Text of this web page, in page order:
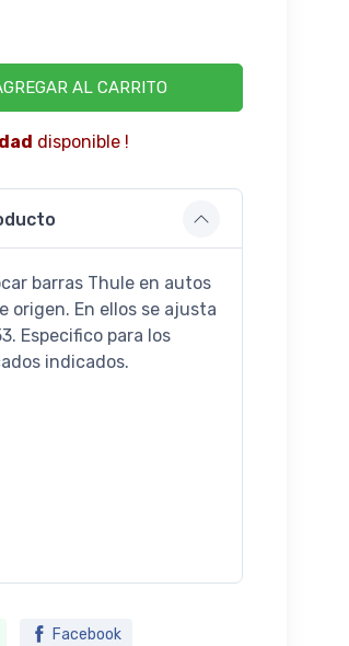
AL CARRITO
disponible !
barras Thule en autos
origen. En ellos se ajusta
Especifico para los
indicados.
Facebook